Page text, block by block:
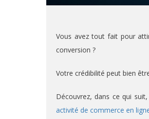
Vous avez tout fait pour
conversion ?
Votre crédibilité peut bien
Découvrez, dans ce qui
activité de commerce en